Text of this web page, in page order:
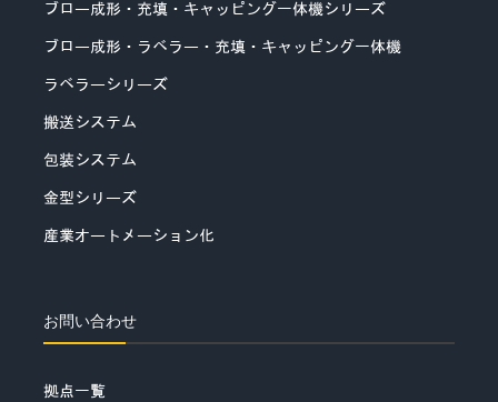
ブロー成形・充填・キャッピング一体機シリーズ
ブロー成形・ラベラー・充填・キャッピング一体機
ラベラーシリーズ
搬送システム
包装システム
金型シリーズ
産業オートメーション化
お問い合わせ
拠点一覧